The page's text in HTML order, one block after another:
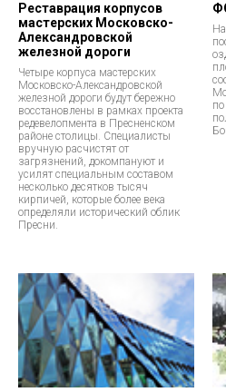
Реставрация корпусов
мастерских Московско-
Александровской
железной дороги
Четыре корпуса мастерских
Московско-Александровской
железной дороги будут бережно
восстановлены в рамках проекта
редевелопмента в Пресненском
районе столицы. Специалисты
вручную расчистят от
загрязнений, докомпануют и
усилят специальным составом
несколько десятков тысяч
кирпичей, которые более века
определяли исторический облик
Пресни.